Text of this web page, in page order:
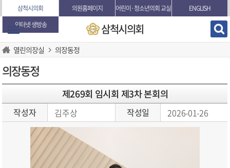
본문바로가기
삼척시의회 의원홈페이지 어린이·청소년의회 교실
ENGLISH
인터넷 생방송
삼척시의회
열린의장실 의장동정
의장동정
제269회 임시회 제3차 본회의
작성자 김주상 작성일 2026-01-26